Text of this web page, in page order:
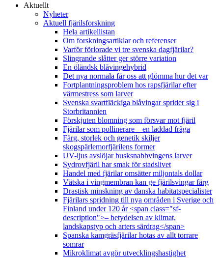
Aktuellt
Nyheter
Aktuell fjärilsforskning
Hela artikellistan
Om forskningsartiklar och referenser
Varför förlorade vi tre svenska dagfjärilar?
Slingrande slåtter ger större variation
En öländsk blåvingehybrid
Det nya normala får oss att glömma hur det var
Fortplantningsproblem hos rapsfjärilar efter
värmestress som larver
Svenska svartfläckiga blåvingar sprider sig i
Storbritannien
Förskjuten blomning som försvar mot fjäril
Fjärilar som pollinerare – en laddad fråga
Färg, storlek och genetik skiljer
skogspärlemorfjärilens former
UV-ljus avslöjar busksnabbvingens larver
Sydrovfjäril har smak för stadslivet
Handel med fjärilar omsätter miljontals dollar
Vätska i vingmembran kan ge fjärilsvingar färg
Drastisk minskning av danska habitatspecialister
Fjärilars spridning till nya områden i Sverige och
Finland under 120 år <span class="sf-
description">– betydelsen av klimat,
landskapstyp och arters särdrag</span>
Spanska kamgräsfjärilar hotas av allt torrare
somrar
Mikroklimat avgör utvecklingshastighet